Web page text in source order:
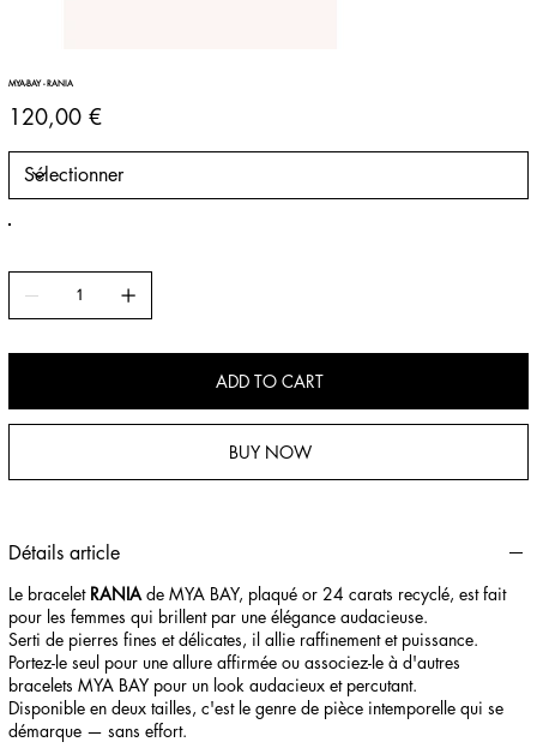
MYA-BAY - RANIA
Prix
120,00 €
ADD TO CART
BUY NOW
Détails article
Le bracelet RANIAde MYA BAY, plaqué or 24 carats recyclé, est fait
pour les femmes qui brillent par une élégance audacieuse.
Serti de pierres fines et délicates, il allie raffinement et puissance.
Portez-le seul pour une allure affirmée ou associez-le à d'autres
bracelets MYA BAY pour un look audacieux et percutant.
Disponible en deux tailles, c'est le genre de pièce intemporelle qui se
démarque — sans effort.